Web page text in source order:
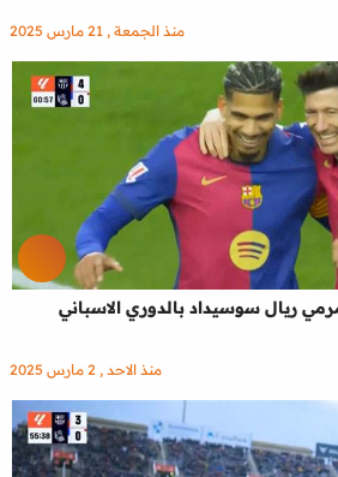
منذ الجمعة , 21 مارس 2025
ريال سوسيداد بالدوري الاسباني
منذ الاحد , 2 مارس 2025